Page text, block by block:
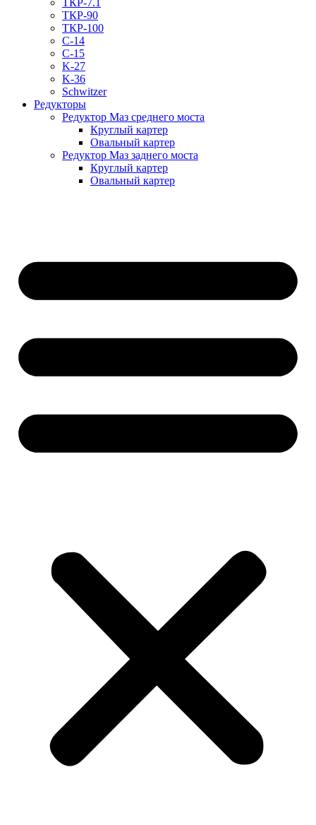
ТКР-7.1
ТКР-90
ТКР-100
C-14
C-15
K-27
K-36
Schwitzer
Редукторы
Редуктор Маз среднего моста
Круглый картер
Овальный картер
Редуктор Маз заднего моста
Круглый картер
Овальный картер